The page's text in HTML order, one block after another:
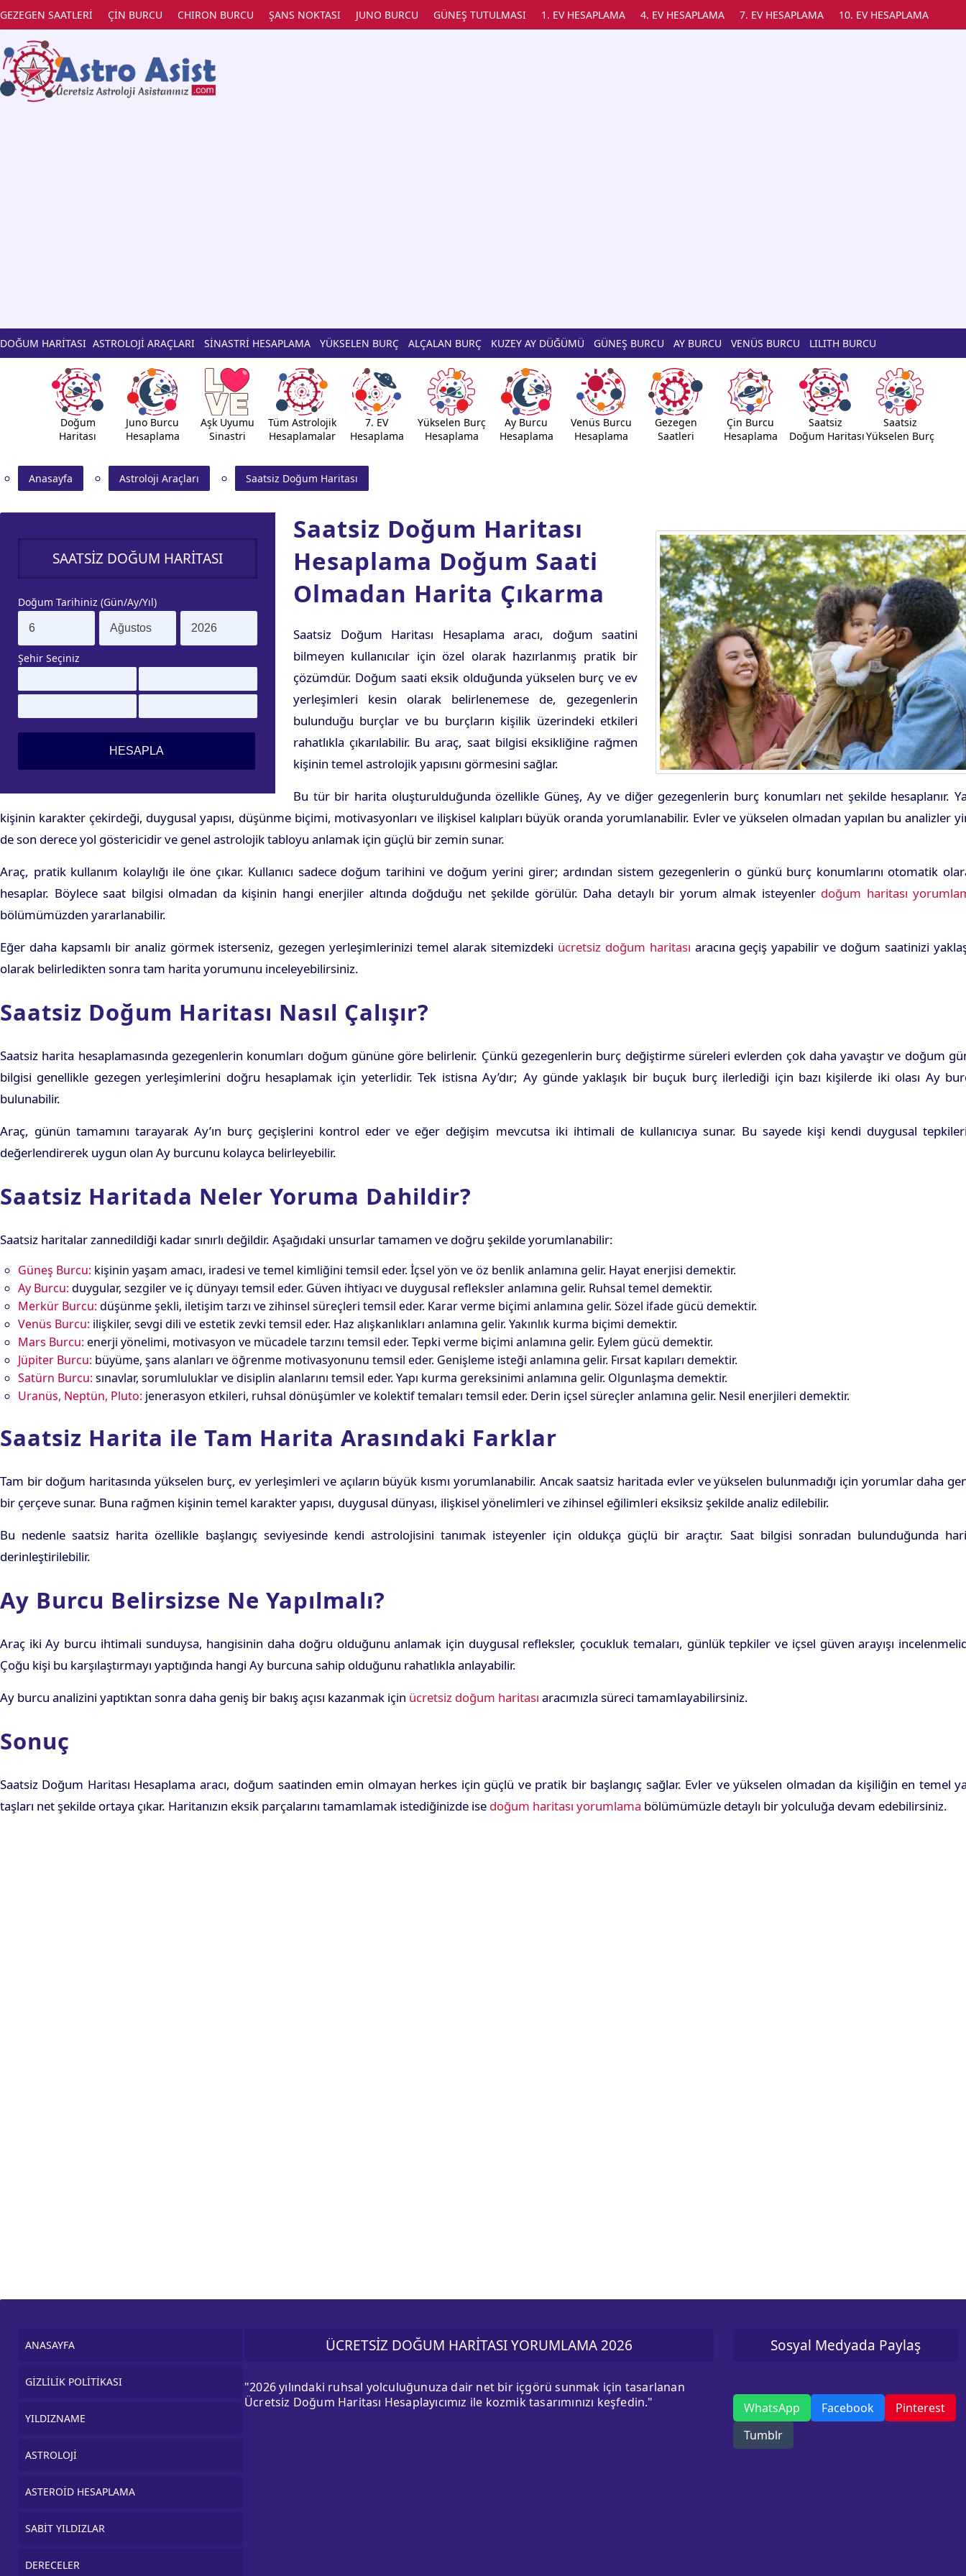
GEZEGEN SAATLERİ ÇİN BURCU CHIRON BURCU ŞANS NOKTASI JUNO BURCU GÜNEŞ TUTULMASI 1. EV HESAPLAMA 4. EV HESAPLAMA 7. EV HESAPLAMA 10. EV HESAPLAMA
DOĞUM HARİTASI ASTROLOJİ ARAÇLARI SİNASTRİ HESAPLAMA YÜKSELEN BURÇ ALÇALAN BURÇ KUZEY AY DÜĞÜMÜ GÜNEŞ BURCU AY BURCU VENÜS BURCU LILITH BURCU
Doğum
Haritası
Juno Burcu
Hesaplama
Aşk Uyumu
Sinastri
Tüm Astrolojik
Hesaplamalar
7. EV
Hesaplama
Yükselen Burç
Hesaplama
Ay Burcu
Hesaplama
Venüs Burcu
Hesaplama
Gezegen
Saatleri
Çin Burcu
Hesaplama
Saatsiz
Doğum Haritası
Saatsiz
Yükselen Burç
Anasayfa Astroloji̇ Araçları Saatsiz Doğum Haritası
SAATSİZ DOĞUM HARİTASI
Doğum Tarihiniz (Gün/Ay/Yıl)
Şehir Seçiniz
Saatsiz Doğum Haritası
Hesaplama Doğum Saati
Olmadan Harita Çıkarma
Saatsiz Doğum Haritası Hesaplama aracı, doğum saatini
bilmeyen kullanıcılar için özel olarak hazırlanmış pratik bir
çözümdür. Doğum saati eksik olduğunda yükselen burç ve ev
yerleşimleri kesin olarak belirlenemese de, gezegenlerin
bulunduğu burçlar ve bu burçların kişilik üzerindeki etkileri
rahatlıkla çıkarılabilir. Bu araç, saat bilgisi eksikliğine rağmen
kişinin temel astrolojik yapısını görmesini sağlar.
Bu tür bir harita oluşturulduğunda özellikle Güneş, Ay ve diğer gezegenlerin burç konumları net şekilde hesaplanır.
kişinin karakter çekirdeği, duygusal yapısı, düşünme biçimi, motivasyonları ve ilişkisel kalıpları büyük oranda yorumlanabilir. Evler ve yükselen olmadan yapılan bu analizler
de son derece yol göstericidir ve genel astrolojik tabloyu anlamak için güçlü bir zemin sunar.
Araç, pratik kullanım kolaylığı ile öne çıkar. Kullanıcı sadece doğum tarihini ve doğum yerini girer; ardından sistem gezegenlerin o günkü burç konumlarını otomatik
hesaplar. Böylece saat bilgisi olmadan da kişinin hangi enerjiler altında doğduğu net şekilde görülür. Daha detaylı bir yorum almak isteyenler doğum haritası
bölümümüzden yararlanabilir.
Eğer daha kapsamlı bir analiz görmek isterseniz, gezegen yerleşimlerinizi temel alarak sitemizdeki ücretsiz doğum haritası aracına geçiş yapabilir ve doğum saatinizi
olarak belirledikten sonra tam harita yorumunu inceleyebilirsiniz.
Saatsiz Doğum Haritası Nasıl Çalışır?
Saatsiz harita hesaplamasında gezegenlerin konumları doğum gününe göre belirlenir. Çünkü gezegenlerin burç değiştirme süreleri evlerden çok daha yavaştır ve doğum
bilgisi genellikle gezegen yerleşimlerini doğru hesaplamak için yeterlidir. Tek istisna Ay’dır; Ay günde yaklaşık bir buçuk burç ilerlediği için bazı kişilerde iki olası Ay
bulunabilir.
Araç, günün tamamını tarayarak Ay’ın burç geçişlerini kontrol eder ve eğer değişim mevcutsa iki ihtimali de kullanıcıya sunar. Bu sayede kişi kendi duygusal
değerlendirerek uygun olan Ay burcunu kolayca belirleyebilir.
Saatsiz Haritada Neler Yoruma Dahildir?
Saatsiz haritalar zannedildiği kadar sınırlı değildir. Aşağıdaki unsurlar tamamen ve doğru şekilde yorumlanabilir:
Güneş Burcu: kişinin yaşam amacı, iradesi ve temel kimliğini temsil eder. İçsel yön ve öz benlik anlamına gelir. Hayat enerjisi demektir.
Ay Burcu: duygular, sezgiler ve iç dünyayı temsil eder. Güven ihtiyacı ve duygusal refleksler anlamına gelir. Ruhsal temel demektir.
Merkür Burcu: düşünme şekli, iletişim tarzı ve zihinsel süreçleri temsil eder. Karar verme biçimi anlamına gelir. Sözel ifade gücü demektir.
Venüs Burcu: ilişkiler, sevgi dili ve estetik zevki temsil eder. Haz alışkanlıkları anlamına gelir. Yakınlık kurma biçimi demektir.
Mars Burcu: enerji yönelimi, motivasyon ve mücadele tarzını temsil eder. Tepki verme biçimi anlamına gelir. Eylem gücü demektir.
Jüpiter Burcu: büyüme, şans alanları ve öğrenme motivasyonunu temsil eder. Genişleme isteği anlamına gelir. Fırsat kapıları demektir.
Satürn Burcu: sınavlar, sorumluluklar ve disiplin alanlarını temsil eder. Yapı kurma gereksinimi anlamına gelir. Olgunlaşma demektir.
Uranüs, Neptün, Pluto: jenerasyon etkileri, ruhsal dönüşümler ve kolektif temaları temsil eder. Derin içsel süreçler anlamına gelir. Nesil enerjileri demektir.
Saatsiz Harita ile Tam Harita Arasındaki Farklar
Tam bir doğum haritasında yükselen burç, ev yerleşimleri ve açıların büyük kısmı yorumlanabilir. Ancak saatsiz haritada evler ve yükselen bulunmadığı için yorumlar daha
bir çerçeve sunar. Buna rağmen kişinin temel karakter yapısı, duygusal dünyası, ilişkisel yönelimleri ve zihinsel eğilimleri eksiksiz şekilde analiz edilebilir.
Bu nedenle saatsiz harita özellikle başlangıç seviyesinde kendi astrolojisini tanımak isteyenler için oldukça güçlü bir araçtır. Saat bilgisi sonradan bulunduğunda
derinleştirilebilir.
Ay Burcu Belirsizse Ne Yapılmalı?
Araç iki Ay burcu ihtimali sunduysa, hangisinin daha doğru olduğunu anlamak için duygusal refleksler, çocukluk temaları, günlük tepkiler ve içsel güven arayışı
Çoğu kişi bu karşılaştırmayı yaptığında hangi Ay burcuna sahip olduğunu rahatlıkla anlayabilir.
Ay burcu analizini yaptıktan sonra daha geniş bir bakış açısı kazanmak için ücretsiz doğum haritası aracımızla süreci tamamlayabilirsiniz.
Sonuç
Saatsiz Doğum Haritası Hesaplama aracı, doğum saatinden emin olmayan herkes için güçlü ve pratik bir başlangıç sağlar. Evler ve yükselen olmadan da kişiliğin en temel
taşları net şekilde ortaya çıkar. Haritanızın eksik parçalarını tamamlamak istediğinizde ise doğum haritası yorumlama bölümümüzle detaylı bir yolculuğa devam edebilirsiniz.
ANASAYFA
GİZLİLİK POLİTİKASI
YILDIZNAME
ASTROLOJİ
ASTEROİD HESAPLAMA
SABİT YILDIZLAR
DERECELER
ÜCRETSİZ DOĞUM HARİTASI YORUMLAMA 2026
"2026 yılındaki ruhsal yolculuğunuza dair net bir içgörü sunmak için tasarlanan
Ücretsiz Doğum Haritası Hesaplayıcımız ile kozmik tasarımınızı keşfedin."
Sosyal Medyada Paylaş
WhatsApp Facebook
Pinterest
Tumblr